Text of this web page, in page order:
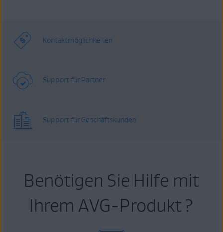
Kontaktmöglichkeiten
Support für Partner
Support für Geschäftskunden
Benötigen Sie Hilfe mit
Ihrem AVG-Produkt ?